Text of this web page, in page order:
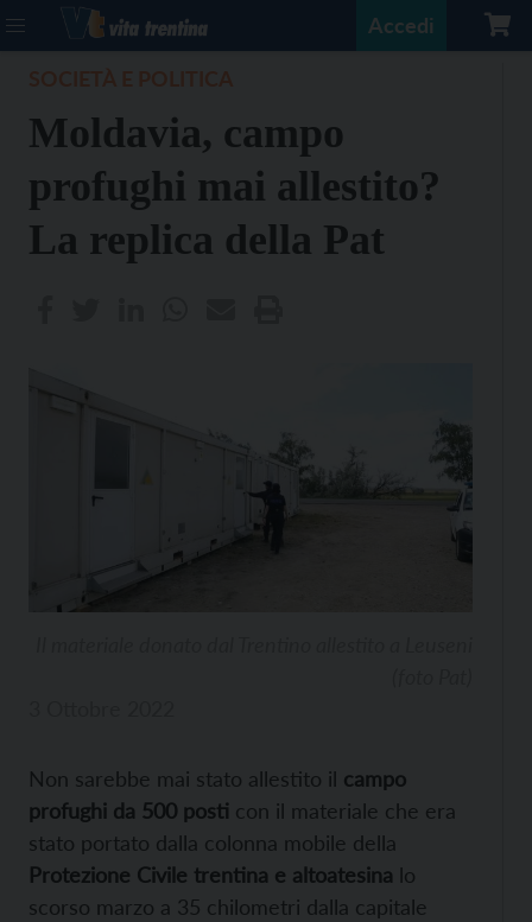
Accedi
Moldavia, campo
profughi mai allestito?
La replica della Pat
Non sarebbe mai stato allestito il campo
profughi da 500 posti con il materiale che era
stato portato dalla colonna mobile della
Protezione Civile trentina e altoatesina lo
scorso marzo a 35 chilometri dalla capitale